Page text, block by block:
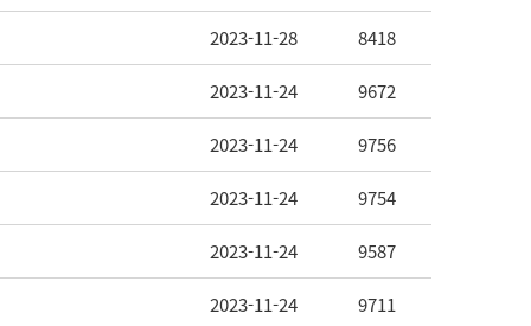
2023-11-28 8418
2023-11-24 9672
2023-11-24 9756
2023-11-24 9754
2023-11-24 9587
2023-11-24 9711